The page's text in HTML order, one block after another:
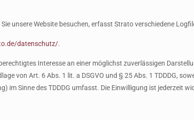
unsere Website besuchen, erfasst Strato verschiedene
datenschutz/.
Interesse an einer möglichst zuverlässigen
von Art. 6 Abs. 1 lit. a DSGVO und § 25 Abs. 1 TDDDG,
im Sinne des TDDDG umfasst. Die Einwilligung ist jederzeit